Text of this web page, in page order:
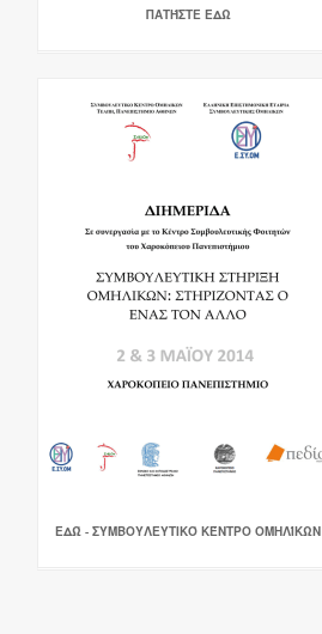
ΠΑΤΉΣΤΕ ΕΔΩ
ΕΔΏ - ΣΥΜΒΟΥΛΕΥΤΙΚΌ ΚΈΝΤΡΟ ΟΜΗΛΊΚΩΝ